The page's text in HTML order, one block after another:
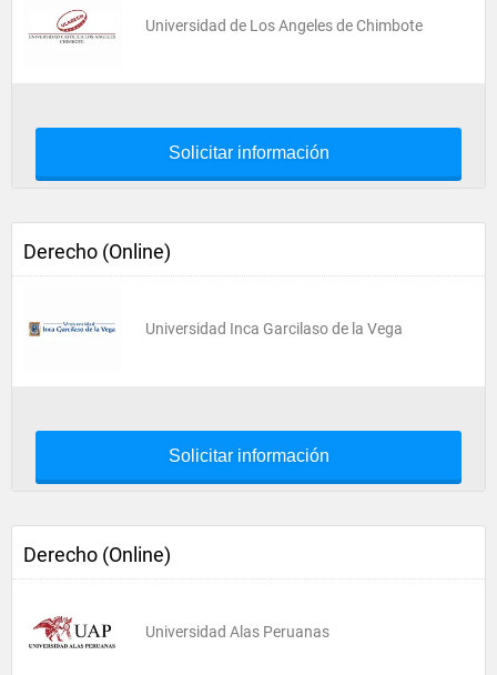
Universidad de Los Angeles de Chimbote
Solicitar información
Derecho (Online)
Universidad Inca Garcilaso de la Vega
Solicitar información
Derecho (Online)
Universidad Alas Peruanas